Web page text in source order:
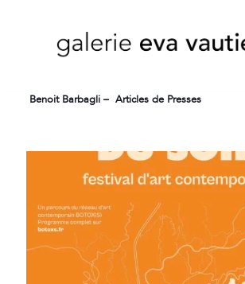
Benoit Barbagli – Articles de Presses